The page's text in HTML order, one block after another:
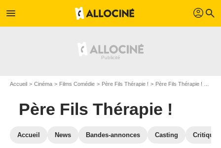
menu profil search
Accueil Cinéma Films Comédie Père Fils Thérapie ! Père Fils Thérapie ! en Blu Ray
Père Fils Thérapie !
Accueil News Bandes-annonces Casting